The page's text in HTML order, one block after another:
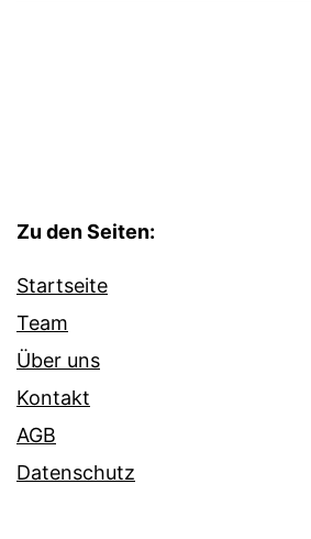
Zu den Seiten:
Startseite
Team
Über uns
Kontakt
AGB
Datenschutz